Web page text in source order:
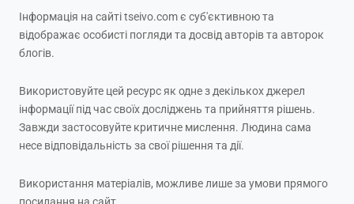
Інформація на сайті tseivo.com є суб'єктивною та
відображає особисті погляди та досвід авторів та авторок
блогів.
Використовуйте цей ресурс як одне з декількох джерел
інформації під час своїх досліджень та прийняття рішень.
Завжди застосовуйте критичне мислення. Людина сама
несе відповідальність за свої рішення та дії.
Використання матеріалів, можливе лише за умови прямого